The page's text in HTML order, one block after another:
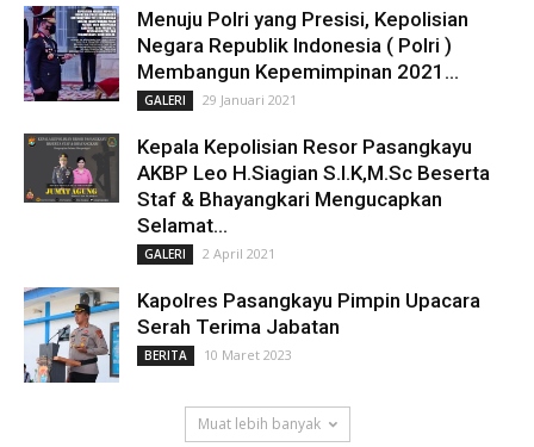
Menuju Polri yang Presisi, Kepolisian
Negara Republik Indonesia ( Polri )
Membangun Kepemimpinan 2021...
GALERI 29 Januari 2021
Kepala Kepolisian Resor Pasangkayu
AKBP Leo H.Siagian S.I.K,M.Sc Beserta
Staf & Bhayangkari Mengucapkan
Selamat...
GALERI 2 April 2021
Kapolres Pasangkayu Pimpin Upacara
Serah Terima Jabatan
BERITA 10 Maret 2023
Muat lebih banyak